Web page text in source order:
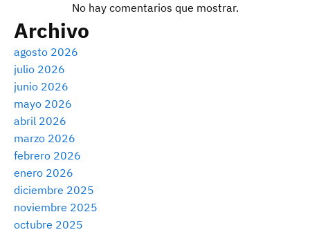
No hay comentarios que mostrar.
Archivo
agosto 2026
julio 2026
junio 2026
mayo 2026
abril 2026
marzo 2026
febrero 2026
enero 2026
diciembre 2025
noviembre 2025
octubre 2025